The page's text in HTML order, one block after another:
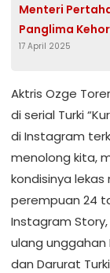
Menteri
Panglima
Ini Tujuannya
17 April 2025
Aktris Ozge
di serial Turki
di Instagram
menolong kita,
kondisinya
perempuan 24
Instagram
ulang unggahan
dan Darurat